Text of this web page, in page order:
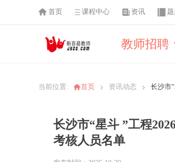
首页 课程中心 资讯
教师招聘
当前位置: 首页 资讯动态 长沙市
长沙市“星斗 ”工程
考核人员名单